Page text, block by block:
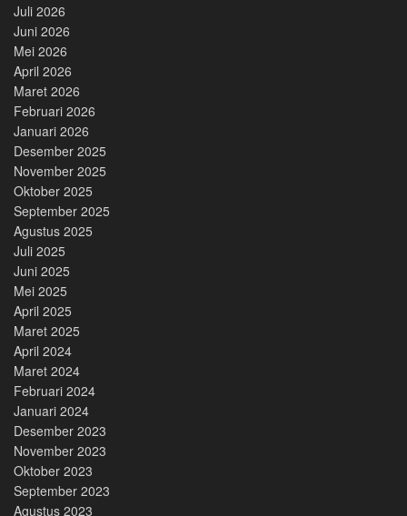
Juli 2026
Juni 2026
Mei 2026
April 2026
Maret 2026
Februari 2026
Januari 2026
Desember 2025
November 2025
Oktober 2025
September 2025
Agustus 2025
Juli 2025
Juni 2025
Mei 2025
April 2025
Maret 2025
April 2024
Maret 2024
Februari 2024
Januari 2024
Desember 2023
November 2023
Oktober 2023
September 2023
Agustus 2023